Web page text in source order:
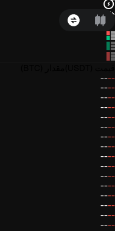
--
--
--
--
--
--
--
--
--
--
--
--
--
--
--
--
--
--
--
--
--
--
--
--
--
--
--
--
--
--
--
--